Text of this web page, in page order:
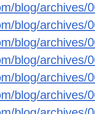
blog/archives/
blog/archives/
blog/archives/
blog/archives/
blog/archives/
blog/archives/